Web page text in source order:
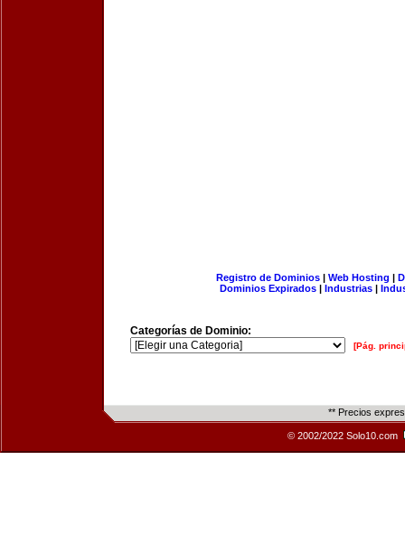
Registro de Dominios| Web Hosting |
Dominios Expirados | Industrias |
Categorías de Dominio:
[Pág.
** Precios
© 2002/2022 Solo10.com